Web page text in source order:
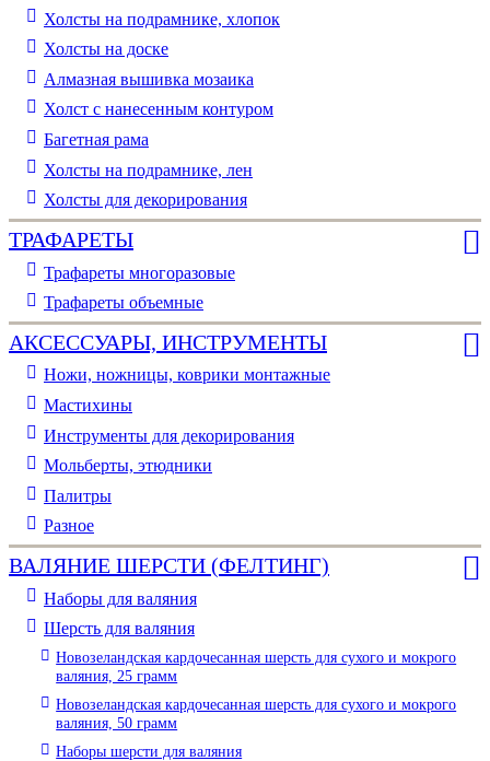
Холсты на подрамнике, хлопок
Холсты на доске
Алмазная вышивка мозаика
Холст с нанесенным контуром
Багетная рама
Холсты на подрамнике, лен
Холсты для декорирования
ТРАФАРЕТЫ
Трафареты многоразовые
Трафареты объемные
АКСЕССУАРЫ, ИНСТРУМЕНТЫ
Ножи, ножницы, коврики монтажные
Мастихины
Инструменты для декорирования
Мольберты, этюдники
Палитры
Разное
ВАЛЯНИЕ ШЕРСТИ (ФЕЛТИНГ)
Наборы для валяния
Шерсть для валяния
Новозеландская кардочесанная шерсть для сухого и мокрого
валяния, 25 грамм
Новозеландская кардочесанная шерсть для сухого и мокрого
валяния, 50 грамм
Наборы шерсти для валяния